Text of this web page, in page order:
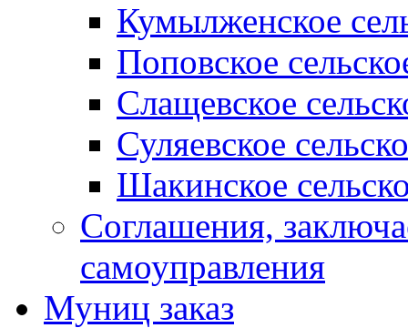
Кумылженское
Поповское
Слащевское
Суляевское
Шакинское
Соглашения,
самоуправления
Муниц заказ